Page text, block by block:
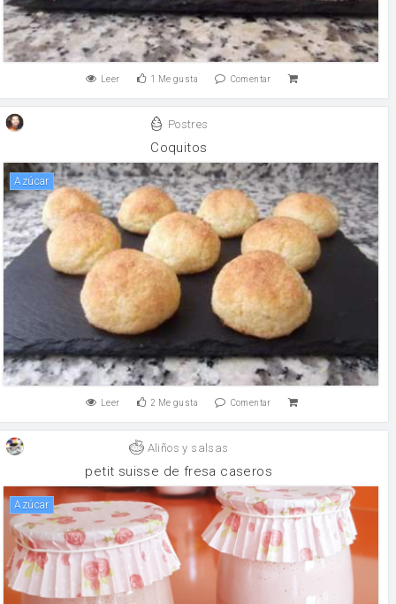
Leer 1 Me gusta Comentar
Postres
Coquitos
Azúcar
Leer 2 Me gusta Comentar
Aliños y salsas
petit suisse de fresa caseros
Azúcar